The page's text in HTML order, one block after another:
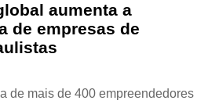
aumenta a
de empresas de
de mais de 400 empreendedores